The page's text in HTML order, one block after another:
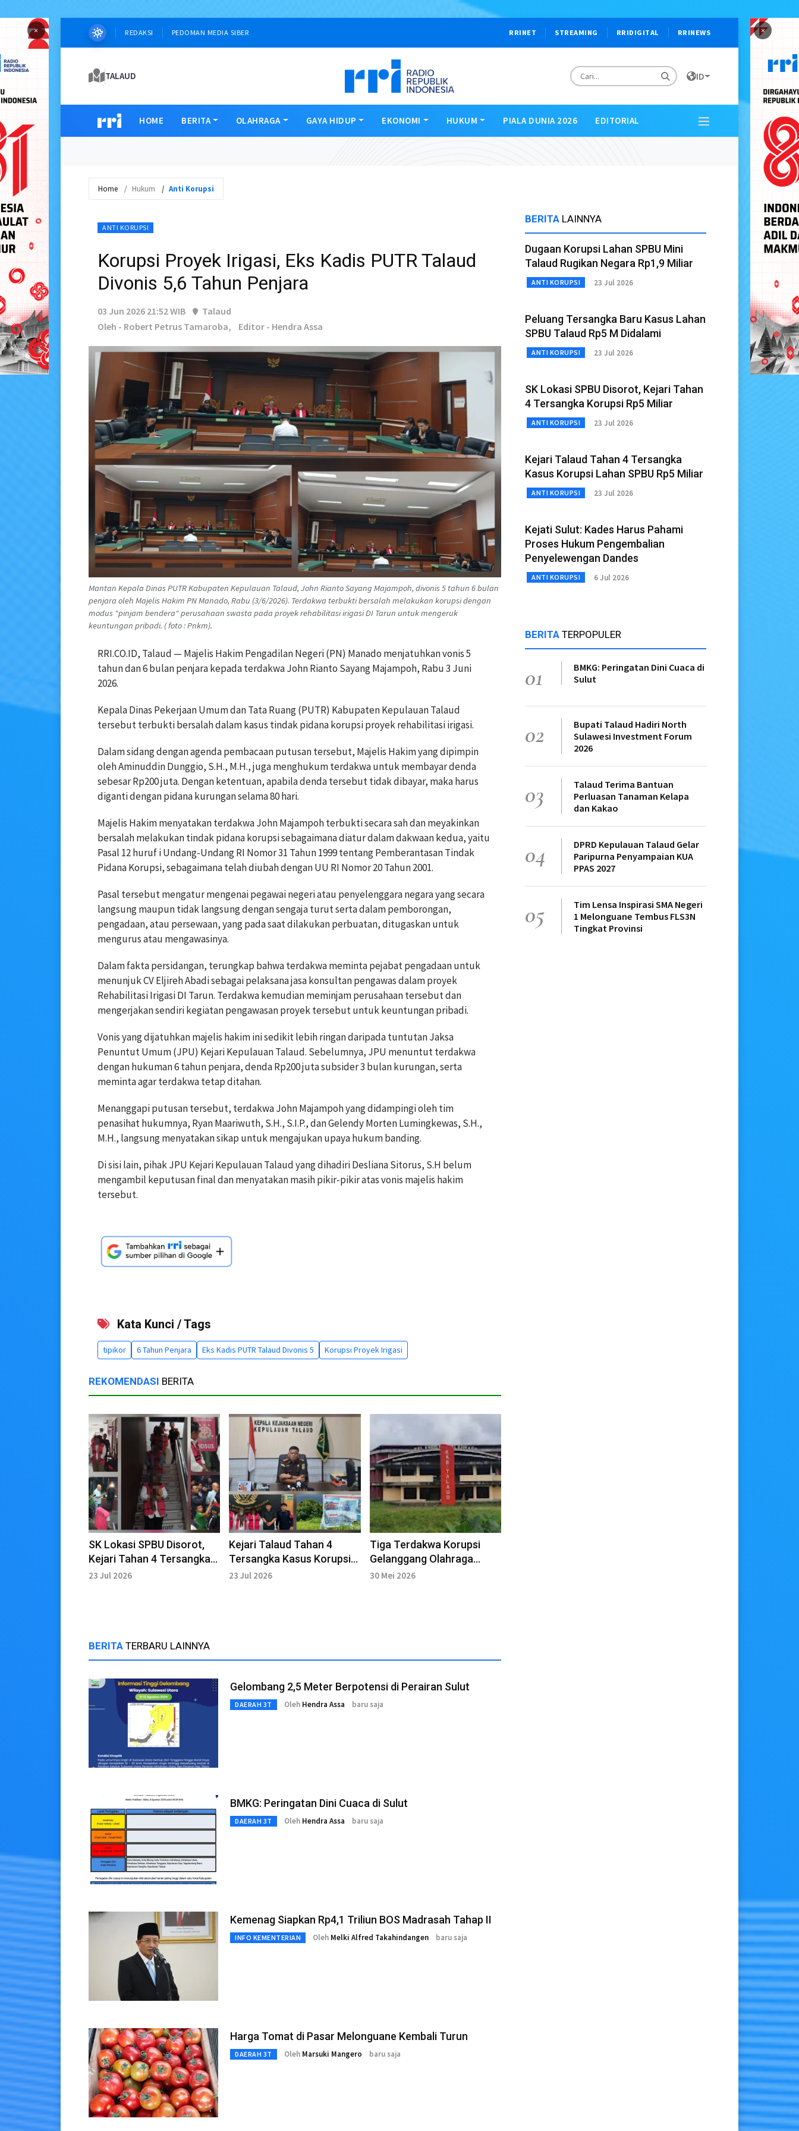
× ×
REDAKSI PEDOMAN MEDIA SIBER RRINET STREAMING RRIDIGITAL RRINEWS
TALAUD ID
HOME BERITA OLAHRAGA GAYA HIDUP EKONOMI HUKUM PIALA DUNIA 2026 EDITORIAL
Home Hukum Anti Korupsi
ANTI KORUPSI
Korupsi Proyek Irigasi, Eks Kadis PUTR Talaud
Divonis 5,6 Tahun Penjara
03 Jun 2026 21:52 WIB
Talaud
Oleh - Robert Petrus Tamaroba,
Editor - Hendra Assa
Mantan Kepala Dinas PUTR Kabupaten Kepulauan Talaud, John Rianto Sayang Majampoh, divonis 5 tahun 6 bulan
penjara oleh Majelis Hakim PN Manado, Rabu (3/6/2026). Terdakwa terbukti bersalah melakukan korupsi dengan
modus "pinjam bendera" perusahaan swasta pada proyek rehabilitasi irigasi DI Tarun untuk mengeruk
keuntungan pribadi. ( foto : Pnkm).
RRI.CO.ID, Talaud — Majelis Hakim Pengadilan Negeri (PN) Manado menjatuhkan vonis 5
tahun dan 6 bulan penjara kepada terdakwa John Rianto Sayang Majampoh, Rabu 3 Juni
2026.
Kepala Dinas Pekerjaan Umum dan Tata Ruang (PUTR) Kabupaten Kepulauan Talaud
tersebut terbukti bersalah dalam kasus tindak pidana korupsi proyek rehabilitasi irigasi.
Dalam sidang dengan agenda pembacaan putusan tersebut, Majelis Hakim yang dipimpin
oleh Aminuddin Dunggio, S.H., M.H., juga menghukum terdakwa untuk membayar denda
sebesar Rp200 juta. Dengan ketentuan, apabila denda tersebut tidak dibayar, maka harus
diganti dengan pidana kurungan selama 80 hari.
Majelis Hakim menyatakan terdakwa John Majampoh terbukti secara sah dan meyakinkan
bersalah melakukan tindak pidana korupsi sebagaimana diatur dalam dakwaan kedua, yaitu
Pasal 12 huruf i Undang-Undang RI Nomor 31 Tahun 1999 tentang Pemberantasan Tindak
Pidana Korupsi, sebagaimana telah diubah dengan UU RI Nomor 20 Tahun 2001.
Pasal tersebut mengatur mengenai pegawai negeri atau penyelenggara negara yang secara
langsung maupun tidak langsung dengan sengaja turut serta dalam pemborongan,
pengadaan, atau persewaan, yang pada saat dilakukan perbuatan, ditugaskan untuk
mengurus atau mengawasinya.
Dalam fakta persidangan, terungkap bahwa terdakwa meminta pejabat pengadaan untuk
menunjuk CV Eljireh Abadi sebagai pelaksana jasa konsultan pengawas dalam proyek
Rehabilitasi Irigasi DI Tarun. Terdakwa kemudian meminjam perusahaan tersebut dan
mengerjakan sendiri kegiatan pengawasan proyek tersebut untuk keuntungan pribadi.
Vonis yang dijatuhkan majelis hakim ini sedikit lebih ringan daripada tuntutan Jaksa
Penuntut Umum (JPU) Kejari Kepulauan Talaud. Sebelumnya, JPU menuntut terdakwa
dengan hukuman 6 tahun penjara, denda Rp200 juta subsider 3 bulan kurungan, serta
meminta agar terdakwa tetap ditahan.
Menanggapi putusan tersebut, terdakwa John Majampoh yang didampingi oleh tim
penasihat hukumnya, Ryan Maariwuth, S.H., S.I.P., dan Gelendy Morten Lumingkewas, S.H.,
M.H., langsung menyatakan sikap untuk mengajukan upaya hukum banding.
Di sisi lain, pihak JPU Kejari Kepulauan Talaud yang dihadiri Desliana Sitorus, S.H belum
mengambil keputusan final dan menyatakan masih pikir-pikir atas vonis majelis hakim
tersebut.
Kata Kunci / Tags
tipikor 6 Tahun Penjara Eks Kadis PUTR Talaud Divonis 5 Korupsi Proyek Irigasi
REKOMENDASI BERITA
SK Lokasi SPBU Disorot,
Kejari Tahan 4 Tersangka
Korupsi Rp5 Miliar
23 Jul 2026
Kejari Talaud Tahan 4
Tersangka Kasus Korupsi
Lahan SPBU Rp5 Miliar
23 Jul 2026
Tiga Terdakwa Korupsi
Gelanggang Olahraga
Talaud Divonis Penjara
30 Mei 2026
BERITA TERBARU LAINNYA
Gelombang 2,5 Meter Berpotensi di Perairan Sulut
DAERAH 3T Oleh Hendra Assa baru saja
BMKG: Peringatan Dini Cuaca di Sulut
DAERAH 3T Oleh Hendra Assa baru saja
Kemenag Siapkan Rp4,1 Triliun BOS Madrasah Tahap II
INFO KEMENTERIAN Oleh Melki Alfred Takahindangen baru saja
Harga Tomat di Pasar Melonguane Kembali Turun
DAERAH 3T Oleh Marsuki Mangero baru saja
BERITA LAINNYA
Dugaan Korupsi Lahan SPBU Mini
Talaud Rugikan Negara Rp1,9 Miliar
ANTI KORUPSI 23 Jul 2026
Peluang Tersangka Baru Kasus Lahan
SPBU Talaud Rp5 M Didalami
ANTI KORUPSI 23 Jul 2026
SK Lokasi SPBU Disorot, Kejari Tahan
4 Tersangka Korupsi Rp5 Miliar
ANTI KORUPSI 23 Jul 2026
Kejari Talaud Tahan 4 Tersangka
Kasus Korupsi Lahan SPBU Rp5 Miliar
ANTI KORUPSI 23 Jul 2026
Kejati Sulut: Kades Harus Pahami
Proses Hukum Pengembalian
Penyelewengan Dandes
ANTI KORUPSI 6 Jul 2026
BERITA TERPOPULER
01
BMKG: Peringatan Dini Cuaca di
Sulut
02
Bupati Talaud Hadiri North
Sulawesi Investment Forum
2026
03
Talaud Terima Bantuan
Perluasan Tanaman Kelapa
dan Kakao
04
DPRD Kepulauan Talaud Gelar
Paripurna Penyampaian KUA
PPAS 2027
05
Tim Lensa Inspirasi SMA Negeri
1 Melonguane Tembus FLS3N
Tingkat Provinsi